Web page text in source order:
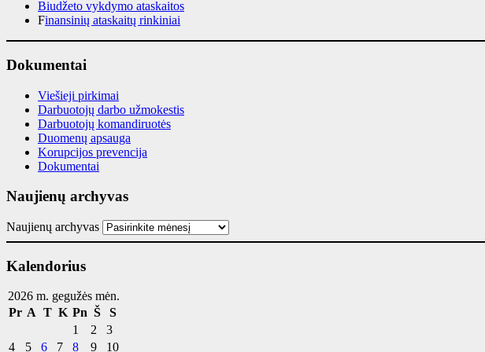
Biudžeto vykdymo ataskaitos
Finansinių ataskaitų rinkiniai
Dokumentai
Viešieji pirkimai
Darbuotojų darbo užmokestis
Darbuotojų komandiruotės
Duomenų apsauga
Korupcijos prevencija
Dokumentai
Naujienų archyvas
Naujienų archyvas
Kalendorius
2026 m. gegužės mėn.
Pr A T K Pn Š
S
1
2
3
4
5 6 7 8 9 10